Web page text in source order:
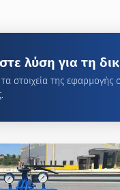
λύση για τη
τα στοιχεία της